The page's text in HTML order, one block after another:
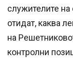
служителите на
отидат, каква
на
контролни